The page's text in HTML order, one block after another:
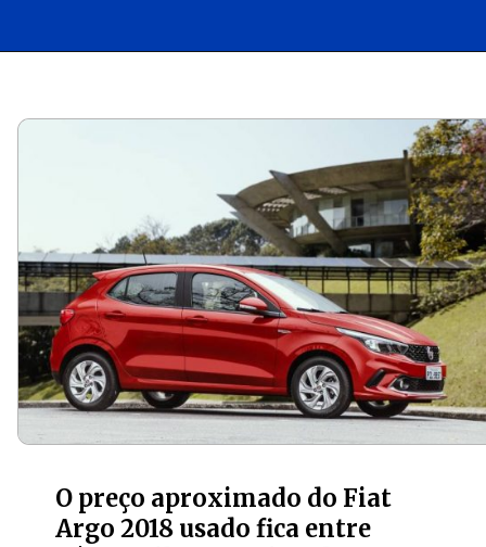
O preço aproximado do Fiat
Argo 2018 usado fica entre